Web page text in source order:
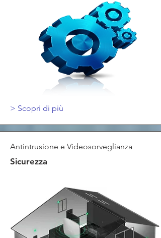
> Scopri di più
Antintrusione e Videosorveglianza
Sicurezza